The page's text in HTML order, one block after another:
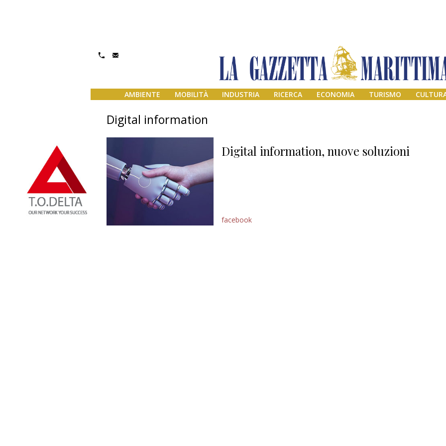
AMBIENTE MOBILITÀ INDUSTRIA RICERCA ECONOMIA TURISMO
Digital information
Digital information, nuove soluzioni
facebook